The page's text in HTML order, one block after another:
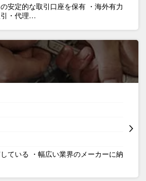
安定的な取引口座を保有 ・海外有力
引・代理…
ている ・幅広い業界のメーカーに納